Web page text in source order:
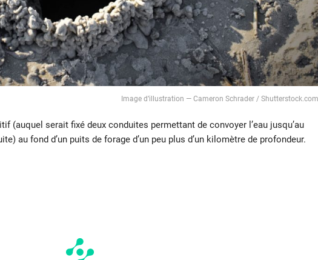
Image d’illustration — Cameron Schrader / Shutterstock.com
(auquel serait fixé deux conduites permettant de convoyer l’eau jusqu’au
au fond d’un puits de forage d’un peu plus d’un kilomètre de profondeur.